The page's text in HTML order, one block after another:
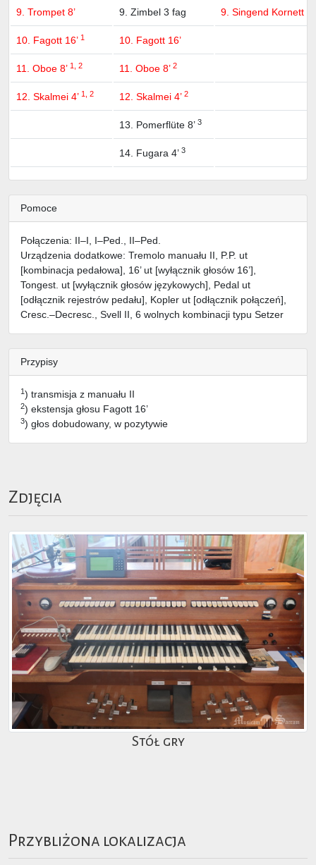
9. Trompet 8’ 9. Zimbel 3 fag 9. Singend Kornett 2’
10. Fagott 16’ 1 10. Fagott 16’
11. Oboe 8’ 1, 2 11. Oboe 8’ 2
12. Skalmei 4’ 1, 2 12. Skalmei 4’ 2
13. Pomerflüte 8’ 3
14. Fugara 4’ 3
Pomoce
Połączenia: II–I, I–Ped., II–Ped.
Urządzenia dodatkowe: Tremolo manuału II, P.P. ut
[kombinacja pedałowa], 16’ ut [wyłącznik głosów 16’],
Tongest. ut [wyłącznik głosów językowych], Pedal ut
[odłącznik rejestrów pedału], Kopler ut [odłącznik połączeń],
Cresc.–Decresc., Svell II, 6 wolnych kombinacji typu Setzer
Przypisy
1) transmisja z manuału II
2) ekstensja głosu Fagott 16’
3) głos dobudowany, w pozytywie
Zdjęcia
Stół gry
Przybliżona lokalizacja